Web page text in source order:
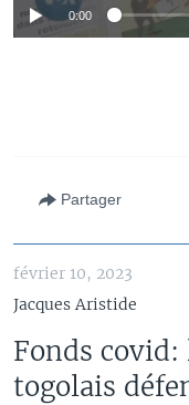
0:00
Partager
février 10, 2023
Jacques Aristide
Fonds
togolais